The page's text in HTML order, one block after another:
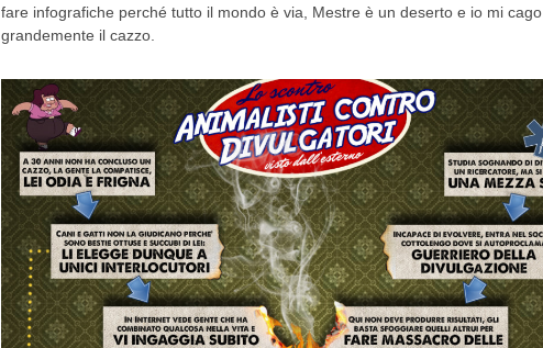
fare infografiche perché tutto il mondo è via, Mestre è un deserto e io mi cago
grandemente il cazzo.